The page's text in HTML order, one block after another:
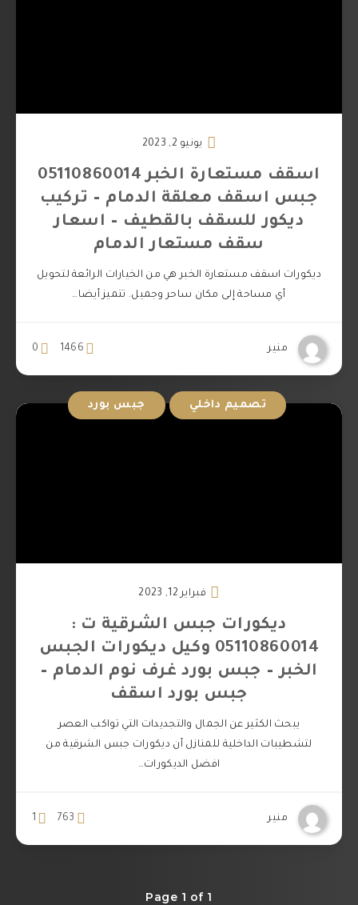
يونيو 2, 2023
اسقف مستعارة الخبر 05110860014
جبس اسقف معلقة الدمام – تركيب
ديكور للسقف بالقطيف – اسعار
سقف مستعار الدمام
ديكورات اسقف مستعارة الخبر هي من الخيارات الرائعة لتحويل
أي مساحة إلى مكان ساحر وجميل. تتميز أيضا…
منير 0 1466
تصميم داخلي جبس بورد
فبراير 12, 2023
ديكورات جبس الشرقية ت :
05110860014 وكيل ديكورات الجبس
الخبر – جبس بورد غرف نوم الدمام –
جبس بورد اسقف
يبحث الكثير عن الجمال والتجديدات التي تواكب العصر
لتشطيبات الداخلية للمنازل أن ديكورات جبس الشرقية من
افضل الديكورات…
منير 1 763
Page 1 of 1